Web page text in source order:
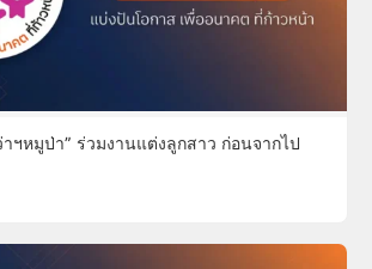
ฯหมูป่า” ร่วมงานแต่งลูกสาว ก่อนจากไป